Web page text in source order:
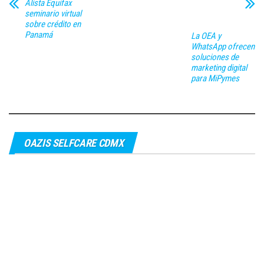
Alista Equifax
seminario virtual
sobre crédito en
Panamá
La OEA y
WhatsApp ofrecen
soluciones de
marketing digital
para MiPymes
OAZIS SELFCARE CDMX